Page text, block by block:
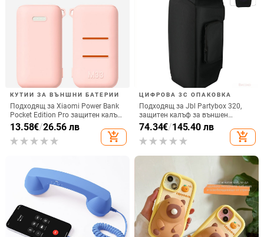
КУТИИ ЗА ВЪНШНИ БАТЕРИИ
Подходящ за Xiaomi Power Bank
Pocket Edition Pro защитен калъф
33W силиконов 10000mA
неплъзгащ се защитен калъф за
Power Bank
13.58€/26.56 лв
add_shopping_cart
ЦИФРОВА 3C ОПАКОВКА
Подходящ за Jbl Partybox 320,
защитен калъф за външен
високоговорител, калъф за
количка Stage 320 Audio,
прахозащитно покритие.
74.34€/145.40 лв
add_shopping_cart